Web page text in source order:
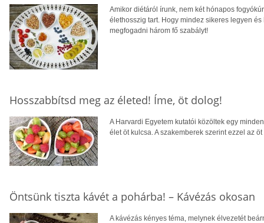
Amikor diétáról írunk, nem két hónapos
élethosszig tart. Hogy mindez sikeres legyen
megfogadni három fő szabályt!
Hosszabbítsd meg az életed! Íme, öt dolog!
A Harvardi Egyetem kutatói közöltek egy
élet öt kulcsa. A szakemberek szerint ezzel az
Öntsünk tiszta kávét a pohárba! – Kávézás okosan
A kávézás kényes téma, melynek élvezetét